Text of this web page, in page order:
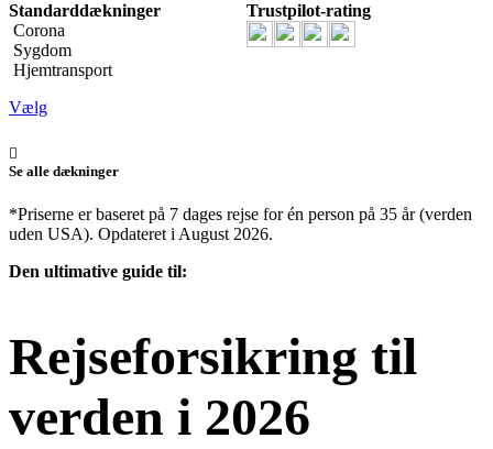
Standarddækninger
Corona
Sygdom
Hjemtransport
Trustpilot-rating
Vælg
Se alle dækninger
*Priserne er baseret på 7 dages rejse for én person på 35 år (verden
uden USA). Opdateret i August 2026.
Den ultimative guide til:
Rejseforsikring til
verden i 2026